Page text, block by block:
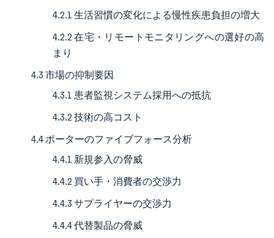
4.2.1 生活習慣の変化による慢性疾患負担の増大
4.2.2 在宅・リモートモニタリングへの選好の高
まり
4.3 市場の抑制要因
4.3.1 患者監視システム採用への抵抗
4.3.2 技術の高コスト
4.4 ポーターのファイブフォース分析
4.4.1 新規参入の脅威
4.4.2 買い手・消費者の交渉力
4.4.3 サプライヤーの交渉力
4.4.4 代替製品の脅威